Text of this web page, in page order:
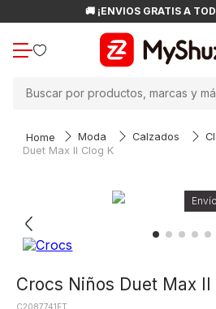
🚚 ¡ENVÍOS GRATIS A
Moda Calzados
Duet Max II Clog K
Crocs Niños Duet Max II
C2087741FT